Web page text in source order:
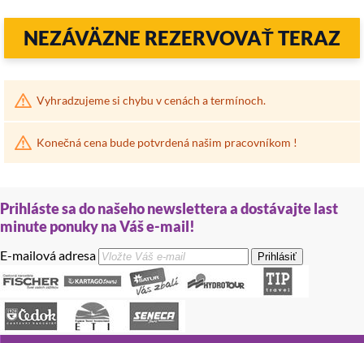
NEZÁVÄZNE REZERVOVAŤ TERAZ
Vyhradzujeme si chybu v cenách a termínoch.
Konečná cena bude potvrdená našim pracovníkom !
Prihláste sa do našeho newslettera a dostávajte last
minute ponuky na Váš e-mail!
E-mailová adresa Prihlásiť